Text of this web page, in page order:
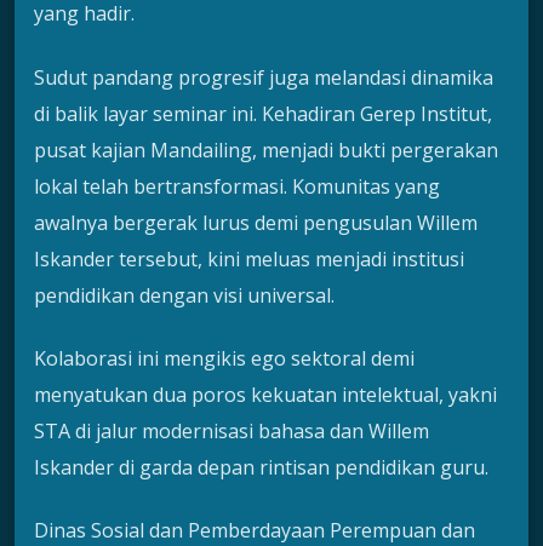
yang hadir.
Sudut pandang progresif juga melandasi dinamika
di balik layar seminar ini. Kehadiran Gerep Institut,
pusat kajian Mandailing, menjadi bukti pergerakan
lokal telah bertransformasi. Komunitas yang
awalnya bergerak lurus demi pengusulan Willem
Iskander tersebut, kini meluas menjadi institusi
pendidikan dengan visi universal.
Kolaborasi ini mengikis ego sektoral demi
menyatukan dua poros kekuatan intelektual, yakni
STA di jalur modernisasi bahasa dan Willem
Iskander di garda depan rintisan pendidikan guru.
Dinas Sosial dan Pemberdayaan Perempuan dan